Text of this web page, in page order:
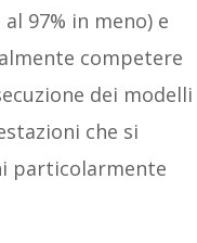
97% in meno) e
competere
dei modelli
che si
particolarmente